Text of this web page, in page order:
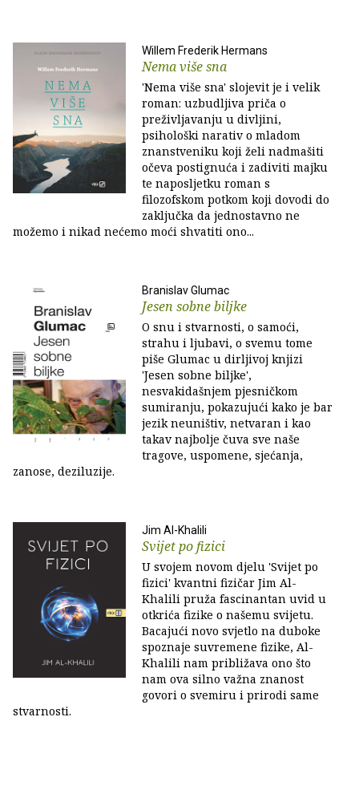
Willem Frederik Hermans
Nema više sna
'Nema više sna' slojevit je i velik
roman: uzbudljiva priča o
preživljavanju u divljini,
psihološki narativ o mladom
znanstveniku koji želi nadmašiti
očeva postignuća i zadiviti majku
te naposljetku roman s
filozofskom potkom koji dovodi do
zaključka da jednostavno ne
možemo i nikad nećemo moći shvatiti ono...
Branislav Glumac
Jesen sobne biljke
O snu i stvarnosti, o samoći,
strahu i ljubavi, o svemu tome
piše Glumac u dirljivoj knjizi
'Jesen sobne biljke',
nesvakidašnjem pjesničkom
sumiranju, pokazujući kako je bar
jezik neuništiv, netvaran i kao
takav najbolje čuva sve naše
tragove, uspomene, sjećanja,
zanose, deziluzije.
Jim Al-Khalili
Svijet po fizici
U svojem novom djelu 'Svijet po
fizici' kvantni fizičar Jim Al-
Khalili pruža fascinantan uvid u
otkrića fizike o našemu svijetu.
Bacajući novo svjetlo na duboke
spoznaje suvremene fizike, Al-
Khalili nam približava ono što
nam ova silno važna znanost
govori o svemiru i prirodi same
stvarnosti.